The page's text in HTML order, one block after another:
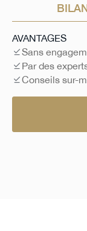
AVANTAGES
Sans
Par des
Conseils sur-